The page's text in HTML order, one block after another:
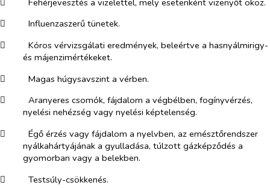
​
Influenzaszerű tünetek.
​
Kóros vérvizsgálati eredmények, beleértve a hasnyálmirigy-
és májenzimértékeket.
​
Magas húgysavszint a vérben.
​
Aranyeres csomók, fájdalom a végbélben, fogínyvérzés,
nyelési nehézség vagy nyelési képtelenség.
​
Égő érzés vagy fájdalom a nyelvben, az emésztőrendszer
nyálkahártyájának a gyulladása, túlzott gázképződés a
gyomorban vagy a belekben.
​
Testsúly-csökkenés.